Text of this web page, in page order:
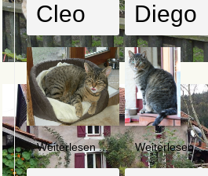
Cleo
Weiterlesen ...
Diego
Weiterlesen ...